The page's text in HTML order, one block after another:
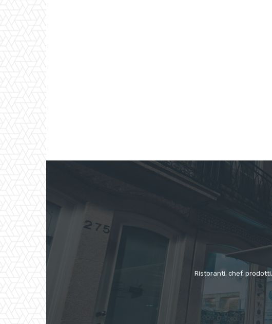
Ristoranti, chef,